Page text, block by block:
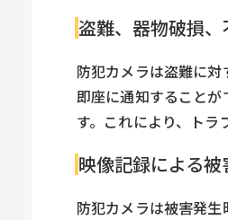
盗難、器物破損
防犯カメラは盗難に対
即座に通知すること
す。これにより、トラ
映像記録による
防犯カメラは被害発